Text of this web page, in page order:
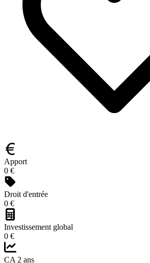
Apport
0 €
Droit d'entrée
0 €
Investissement global
0 €
CA 2 ans